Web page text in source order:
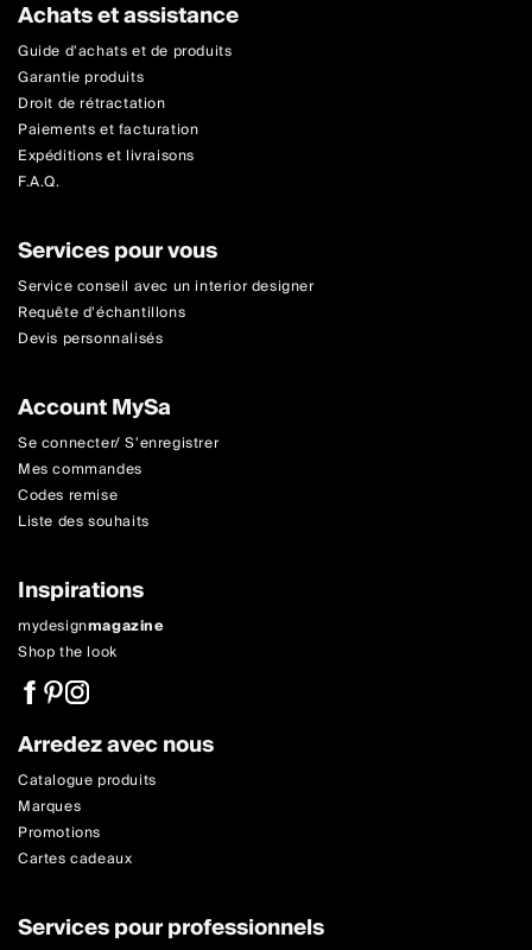
Achats et assistance
Guide d'achats et de produits
Garantie produits
Droit de rétractation
Paiements et facturation
Expéditions et livraisons
F.A.Q.
Services pour vous
Service conseil avec un interior designer
Requête d'échantillons
Devis personnalisés
Account MySa
Se connecter/ S'enregistrer
Mes commandes
Codes remise
Liste des souhaits
Inspirations
mydesignmagazine
Shop the look
Arredez avec nous
Catalogue produits
Marques
Promotions
Cartes cadeaux
Services pour professionnels